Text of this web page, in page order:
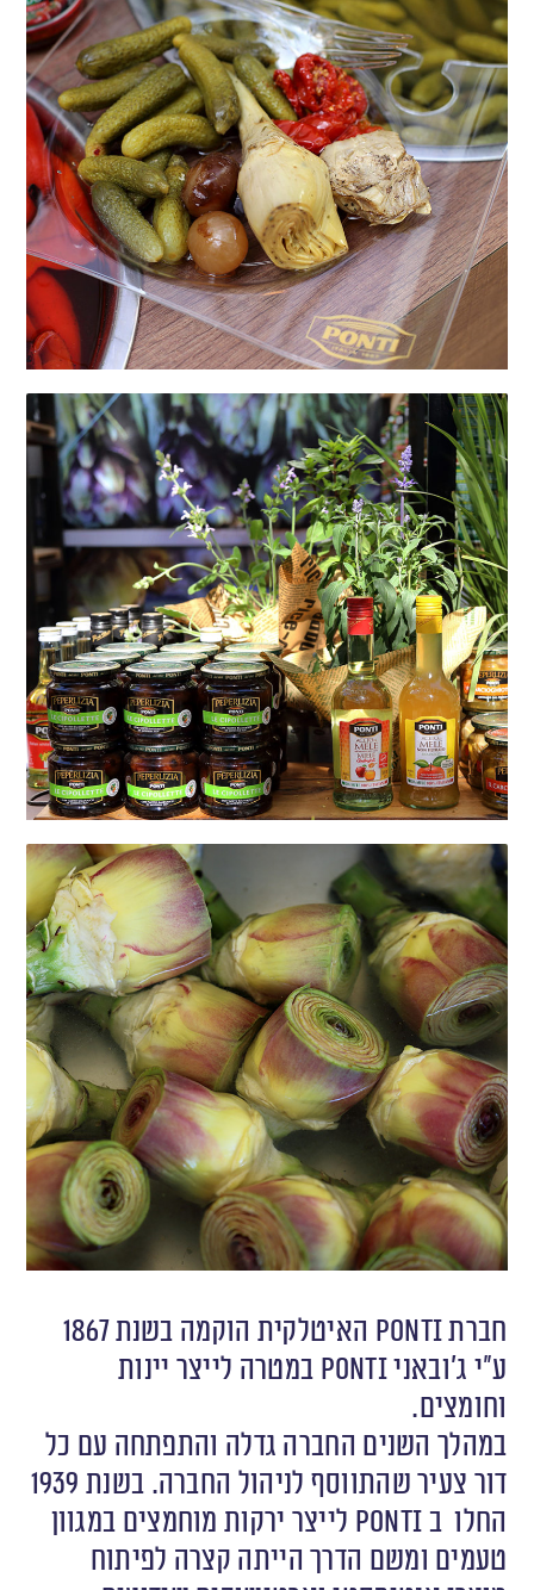
חברת Ponti האיטלקית הוקמה בשנת 1867
ע״י ג׳ובאני Ponti במטרה לייצר יינות
וחומצים.
במהלך השנים החברה גדלה והתפתחה עם כל
דור צעיר שהתווסף לניהול החברה. בשנת 1939
החלו ב Ponti לייצר ירקות מוחמצים במגוון
טעמים ומשם הדרך הייתה קצרה לפיתוח